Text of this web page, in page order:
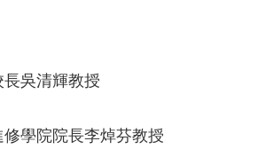
吳清輝教授
院院長李焯芬教授